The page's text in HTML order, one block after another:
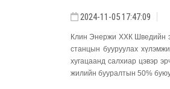
2024-11-05 17:47:09
Клин Энержи ХХК Шведийн
станцын бууруулах
хугацаанд салхиар цэвэр
жилийн бууралтын 50%